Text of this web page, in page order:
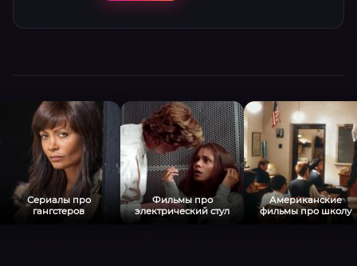
контраст:
Сериалы про
гангстеров
Фильмы про
электрический стул
Американские
фильмы про школу